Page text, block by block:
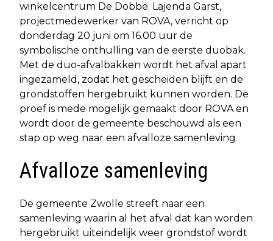
winkelcentrum De Dobbe. Lajenda Garst,
projectmedewerker van ROVA, verricht op
donderdag 20 juni om 16.00 uur de
symbolische onthulling van de eerste duobak.
Met de duo-afvalbakken wordt het afval apart
ingezameld, zodat het gescheiden blijft en de
grondstoffen hergebruikt kunnen worden. De
proef is mede mogelijk gemaakt door ROVA en
wordt door de gemeente beschouwd als een
stap op weg naar een afvalloze samenleving.
Afvalloze samenleving
De gemeente Zwolle streeft naar een
samenleving waarin al het afval dat kan worden
hergebruikt uiteindelijk weer grondstof wordt